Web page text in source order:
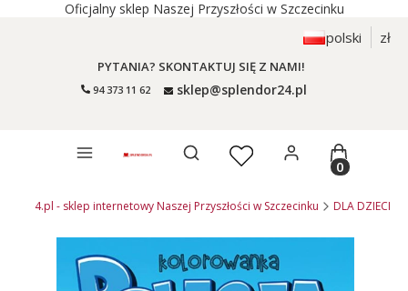
Oficjalny sklep Naszej Przyszłości w Szczecinku
polski zł
PYTANIA? SKONTAKTUJ SIĘ Z NAMI!
94 373 11 62 sklep@splendor24.pl
Otwórz wyszukiwarkęProdukty
- sklep internetowy Naszej Przyszłości w Szczecinku DLA DZIECI